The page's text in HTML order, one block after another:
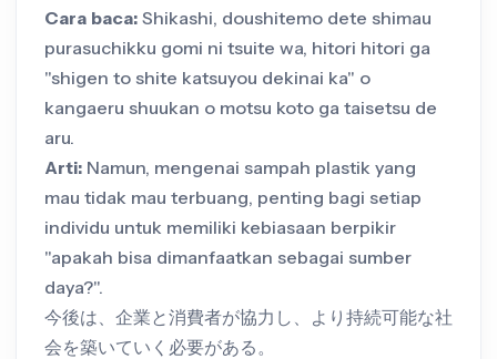
Cara baca: Shikashi, doushitemo dete shimau
purasuchikku gomi ni tsuite wa, hitori hitori ga
"shigen to shite katsuyou dekinai ka" o
kangaeru shuukan o motsu koto ga taisetsu de
aru.
Arti: Namun, mengenai sampah plastik yang
mau tidak mau terbuang, penting bagi setiap
individu untuk memiliki kebiasaan berpikir
"apakah bisa dimanfaatkan sebagai sumber
daya?".
今後は、企業と消費者が協力し、より持続可能な社
会を築いていく必要がある。